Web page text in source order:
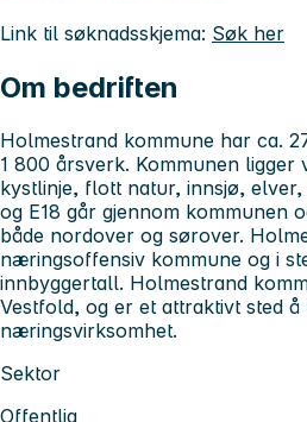
Link til søknadsskjema: Søk her
Om bedriften
Holmestrand kommune har ca.
1 800 årsverk. Kommunen ligger
kystlinje, flott natur, innsjø,
og E18 går gjennom kommunen
både nordover og sørover.
næringsoffensiv kommune og i
innbyggertall. Holmestrand
Vestfold, og er et attraktivt sted
næringsvirksomhet.
Sektor
Offentlig